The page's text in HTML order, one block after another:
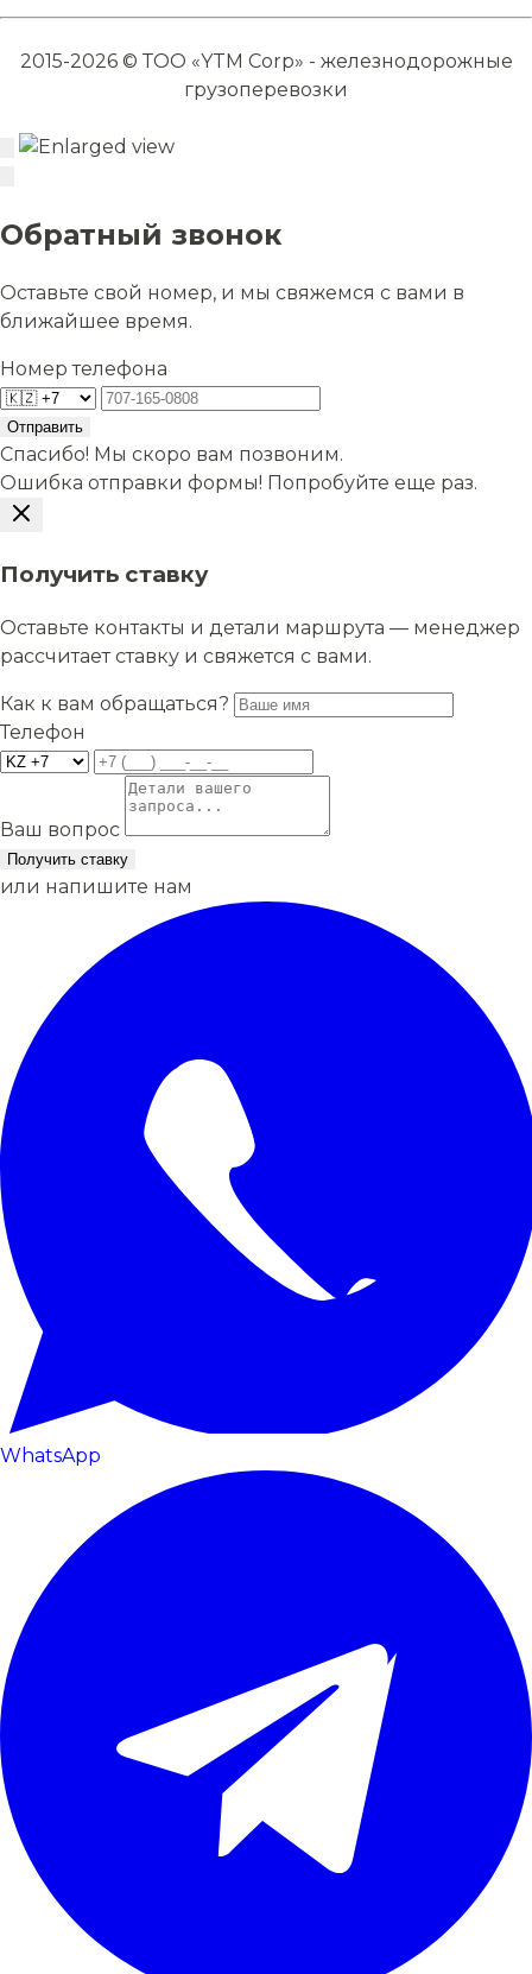
2015-2026 © ТОО «YTM Corp» - железнодорожные
грузоперевозки
Обратный звонок
Оставьте свой номер, и мы свяжемся с вами в
ближайшее время.
Номер телефона
Отправить
Спасибо! Мы скоро вам позвоним.
Ошибка отправки формы! Попробуйте еще раз.
Получить ставку
Оставьте контакты и детали маршрута — менеджер
рассчитает ставку и свяжется с вами.
Как к вам обращаться?
Телефон
Ваш вопрос
Получить ставку
или напишите нам
WhatsApp